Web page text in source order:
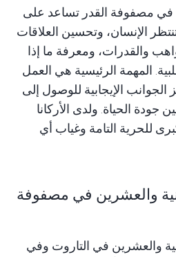
في مصفوفة القدر تساعد على
الإنسان، وتحسين العلاقات
والقدرات، ومعرفة ما إذا
المهمة الرئيسية هي العمل
الإيجابية للوصول إلى
جودة الحياة. ولدى الأركانا
للحرية التامة وغياب أي
والعشرين في مصفوفة
والعشرين في التاروت وفي